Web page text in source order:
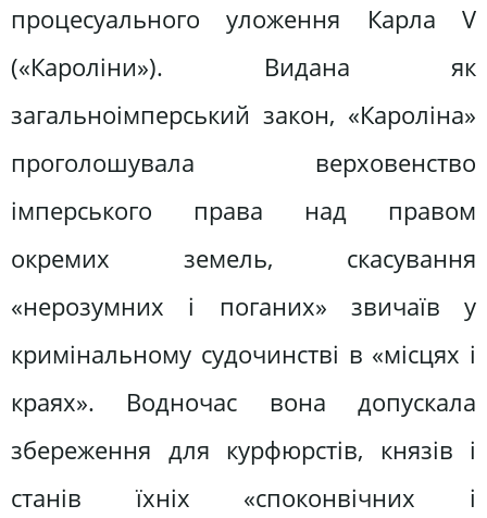
процесуального уложення Карла V
(«Кароліни»). Видана як
загальноімперський закон, «Кароліна»
проголошувала верховенство
імперського права над правом
окремих земель, скасування
«нерозумних і поганих» звичаїв у
кримінальному судочинстві в «місцях і
краях». Водночас вона допускала
збереження для курфюрстів, князів і
станів їхніх «споконвічних і